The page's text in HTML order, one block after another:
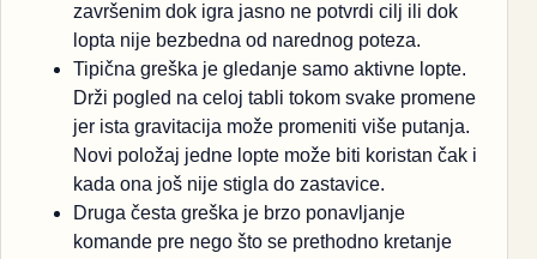
završenim dok igra jasno ne potvrdi cilj ili dok
lopta nije bezbedna od narednog poteza.
Tipična greška je gledanje samo aktivne lopte.
Drži pogled na celoj tabli tokom svake promene
jer ista gravitacija može promeniti više putanja.
Novi položaj jedne lopte može biti koristan čak i
kada ona još nije stigla do zastavice.
Druga česta greška je brzo ponavljanje
komande pre nego što se prethodno kretanje